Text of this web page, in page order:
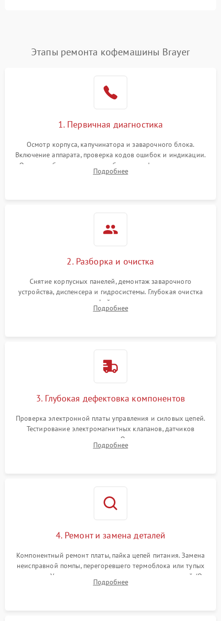
Этапы ремонта кофемашины Brayer
1. Первичная диагностика
Осмотр корпуса, капучинатора и заварочного блока.
Включение аппарата, проверка кодов ошибок и индикации.
Оценка работы помпы, термоблока и кофемолки на слух.
Измерение температуры и давления воды для выявления
Подробнее
2. Разборка и очистка
Снятие корпусных панелей, демонтаж заварочного
устройства, диспенсера и гидросистемы. Глубокая очистка
внутренних узлов от кофейных масел, жмыха и накипи.
Промывка дренажных каналов и фильтров с использованием
Подробнее
3. Глубокая дефектовка компонентов
Проверка электронной платы управления и силовых цепей.
Тестирование электромагнитных клапанов, датчиков
температуры и расходомера. Оценка степени износа
жерновов кофемолки, уплотнительных колец гидросистемы
Подробнее
4. Ремонт и замена деталей
Компонентный ремонт платы, пайка цепей питания. Замена
неисправной помпы, перегоревшего термоблока или тупых
жерновов. Установка новых силиконовых уплотнителей (O-
ring) и тефлоновых трубок для надежного устранения
Подробнее